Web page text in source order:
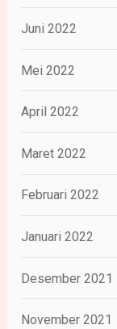
Juni 2022
Mei 2022
April 2022
Maret 2022
Februari 2022
Januari 2022
Desember 2021
November 2021